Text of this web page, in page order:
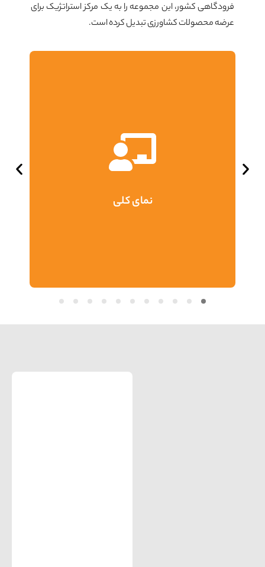
فرودگاهی کشور، این مجموعه را به یک مرکز استراتژیک برای
عرضه محصولات کشاورزی تبدیل کرده است.
نمای کلی
هکتار و به ارزش بیش از ۲۰ همت، با تلفیقی منحصر به
فرد از ساختار و کاربری‌های اصلی، امکانات رفاهی،
تفریحی و فرهنگی، جایگاهی ویژه در میان پروژه‌های
شهریار و حتی پروژه‌های مشابه در سطح کشور به خود